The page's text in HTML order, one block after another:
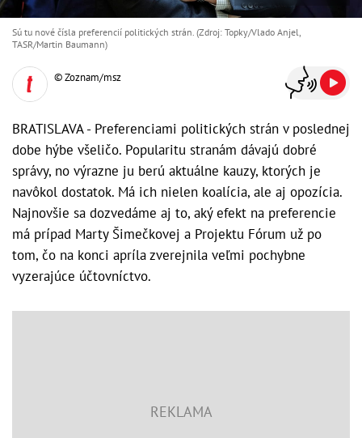
Sú tu nové čísla preferencií politických strán. (Zdroj: Topky/Vlado Anjel,
TASR/Martin Baumann)
© Zoznam/msz
BRATISLAVA - Preferenciami politických strán v poslednej
dobe hýbe všeličo. Popularitu stranám dávajú dobré
správy, no výrazne ju berú aktuálne kauzy, ktorých je
navôkol dostatok. Má ich nielen koalícia, ale aj opozícia.
Najnovšie sa dozvedáme aj to, aký efekt na preferencie
má prípad Marty Šimečkovej a Projektu Fórum už po
tom, čo na konci apríla zverejnila veľmi pochybne
vyzerajúce účtovníctvo.